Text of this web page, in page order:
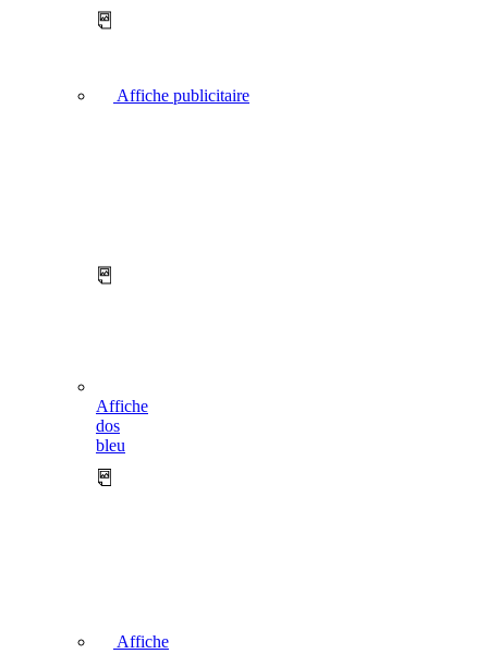
Affiche
Affiche
dos
bleu
Affiche publicitaire